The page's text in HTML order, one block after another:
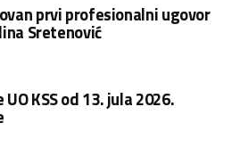
prvi profesionalni ugovor
Sretenović
UO KSS od 13. jula 2026.